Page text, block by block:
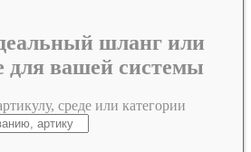
шланг или
для вашей системы
среде или категории